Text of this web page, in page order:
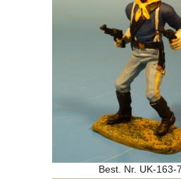
Best. Nr. UK-163-